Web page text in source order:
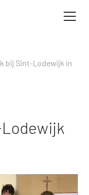
bij Sint-Lodewijk in